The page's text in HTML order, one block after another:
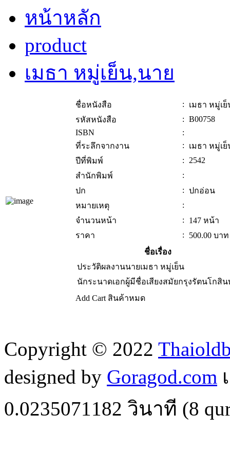
หน้าหลัก
product
เมธา หมู่เย็น,นาย
ชื่อหนังสือ :
เมธา หมู่เ
รหัสหนังสือ
: B00758
ISBN
:
ที่ระลึกจากงาน
:
เมธา หมู่เ
ปีที่พิมพ์
: 2542
สำนักพิมพ์
:
ปก
: ปกอ่อน
หมายเหตุ
:
จำนวนหน้า
:
147 หน้า
ราคา
: 500.00 บาท
ชื่อเรื่อง
ประวัติผลงานนายเมธา หมู่เย็น
นักระนาดเอกผู้มีชื่อเสียงสมัยกรุงรัตนโกสิน
Add Cart สินค้าหมด
Copyright © 2022
designed by Goragod.com
0.0235071182 วินาที (8